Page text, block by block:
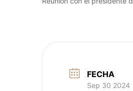
FECHA
Sep 30 2024